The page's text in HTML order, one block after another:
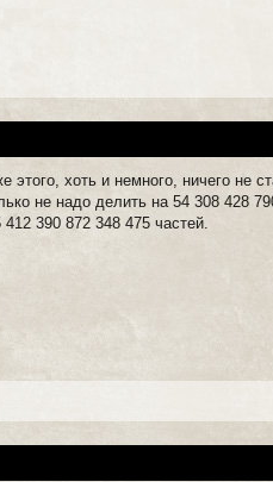
этого, хоть и немного, ничего не
не надо делить на 54 308 428
390 872 348 475 частей.